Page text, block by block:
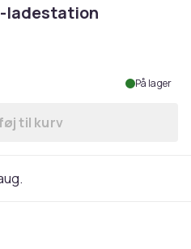
ladestation
På lager
Læg LAPP MOBILITY
til kurv